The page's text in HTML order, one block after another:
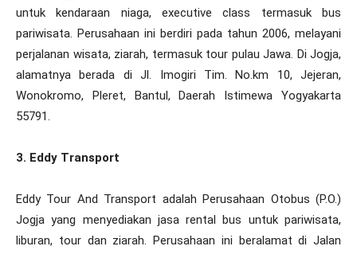
untuk kendaraan niaga, executive class termasuk bus
pariwisata. Perusahaan ini berdiri pada tahun 2006, melayani
perjalanan wisata, ziarah, termasuk tour pulau Jawa. Di Jogja,
alamatnya berada di Jl. Imogiri Tim. No.km 10, Jejeran,
Wonokromo, Pleret, Bantul, Daerah Istimewa Yogyakarta
55791.
3. Eddy Transport
Eddy Tour And Transport adalah Perusahaan Otobus (P.O.)
Jogja yang menyediakan jasa rental bus untuk pariwisata,
liburan, tour dan ziarah. Perusahaan ini beralamat di Jalan